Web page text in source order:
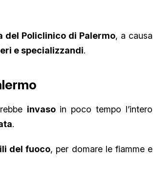
del Policlinico di Palermo, a causa
e specializzandi.
invasoin poco tempo l’intero
.
del fuoco, per domare le fiamme e